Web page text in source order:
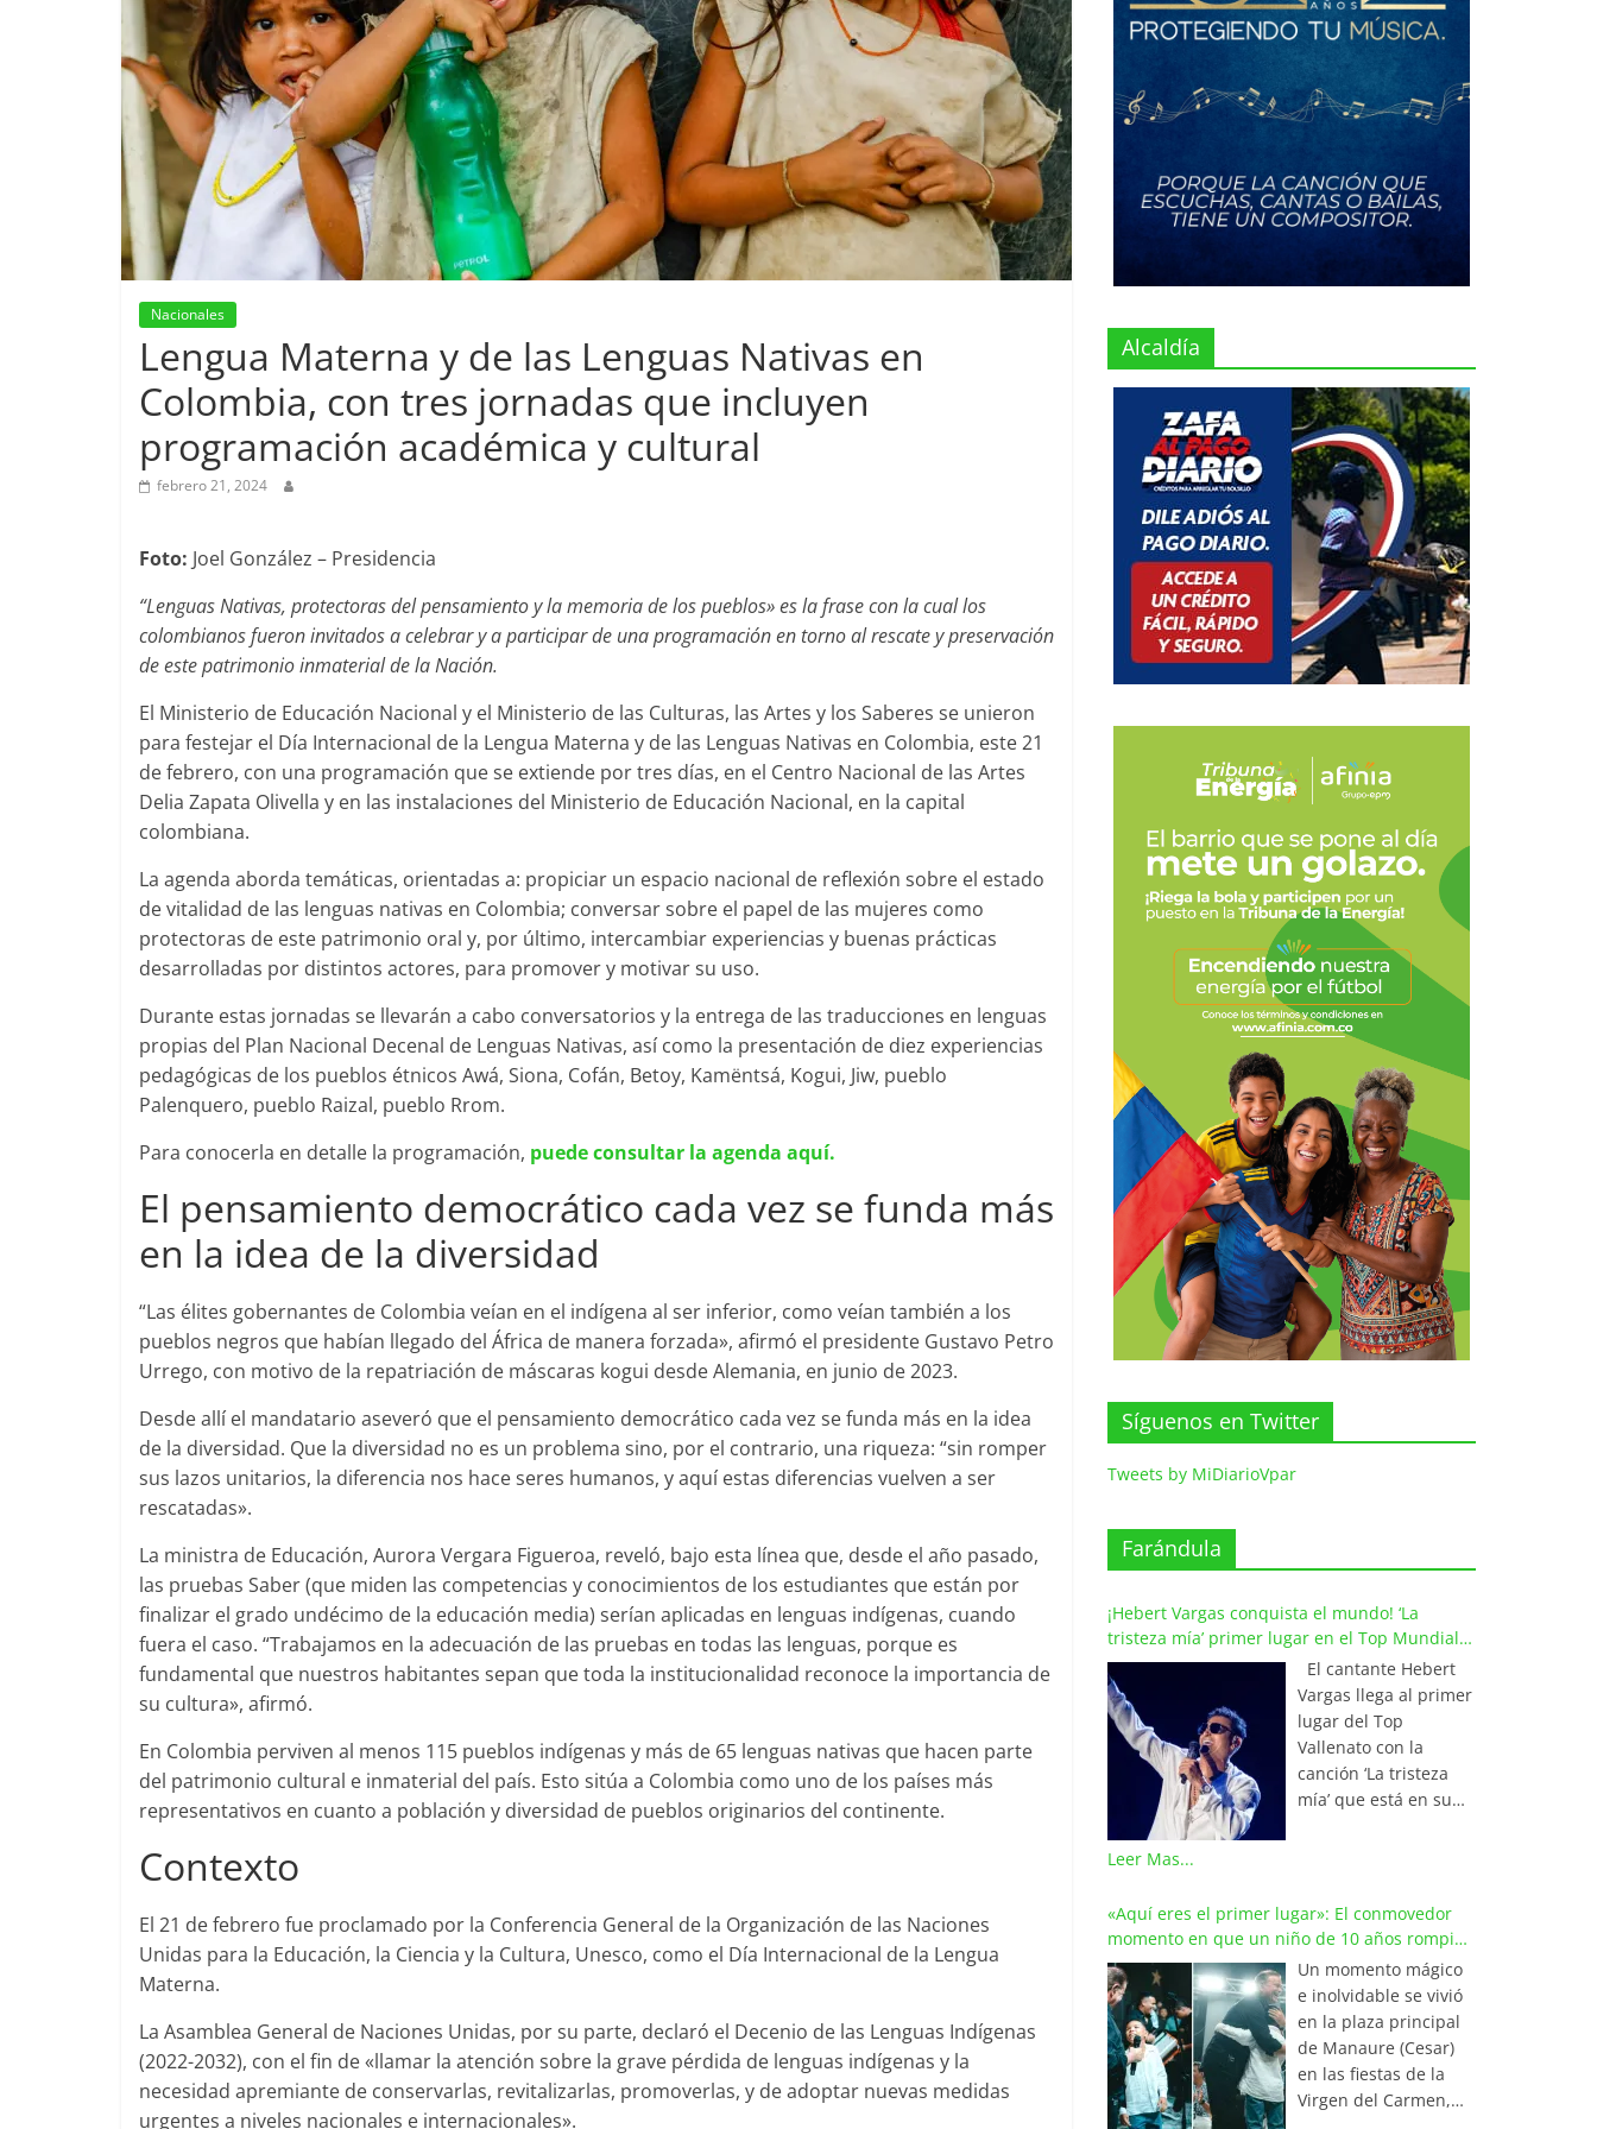
Nacionales
Lengua Materna y de las Lenguas Nativas en
Colombia, con tres jornadas que incluyen
programación académica y cultural
febrero 21, 2024
Foto: Joel González – Presidencia
“Lenguas Nativas, protectoras del pensamiento y la memoria de los pueblos» es la frase con la cual los
colombianos fueron invitados a celebrar y a participar de una programación en torno al rescate y preservación
de este patrimonio inmaterial de la Nación.
El Ministerio de Educación Nacional y el Ministerio de las Culturas, las Artes y los Saberes se unieron
para festejar el Día Internacional de la Lengua Materna y de las Lenguas Nativas en Colombia, este 21
de febrero, con una programación que se extiende por tres días, en el Centro Nacional de las Artes
Delia Zapata Olivella y en las instalaciones del Ministerio de Educación Nacional, en la capital
colombiana.
La agenda aborda temáticas, orientadas a: propiciar un espacio nacional de reflexión sobre el estado
de vitalidad de las lenguas nativas en Colombia; conversar sobre el papel de las mujeres como
protectoras de este patrimonio oral y, por último, intercambiar experiencias y buenas prácticas
desarrolladas por distintos actores, para promover y motivar su uso.
Durante estas jornadas se llevarán a cabo conversatorios y la entrega de las traducciones en lenguas
propias del Plan Nacional Decenal de Lenguas Nativas, así como la presentación de diez experiencias
pedagógicas de los pueblos étnicos Awá, Siona, Cofán, Betoy, Kamëntsá, Kogui, Jiw, pueblo
Palenquero, pueblo Raizal, pueblo Rrom.
Para conocerla en detalle la programación, puede consultar la agenda aquí.
​El pensa​miento democrático cada vez se funda más
en la idea de la diversidad
“Las élites gobernantes de Colombia veían en el indígena al ser inferior, como veían también a los
pueblos negros que habían llegado del África de manera forzada», afirmó el presidente Gustavo Petro
Urrego, con motivo de la repatriación de máscaras kogui desde Alemania, en junio de 2023.
Desde allí el mandatario aseveró que el pensamiento democrático cada vez se funda más en la idea
de la diversidad. Que la diversidad no es un problema sino, por el contrario, una riqueza: “sin romper
sus lazos unitarios, la diferencia nos hace seres humanos, y aquí estas diferencias vuelven a ser
rescatadas».
La ministra de Educación, Aurora Vergara Figueroa, reveló, bajo esta línea que, desde el año pasado,
las pruebas Saber (que miden las competencias y conocimientos de los estudiantes que están por
finalizar el grado undécimo de la educación media) serían aplicadas en lenguas indígenas, cuando
fuera el caso. “Trabajamos en la adecuación de las pruebas en todas las lenguas, porque es
fundamental que nuestros habitantes sepan que toda la institucionalidad reconoce la importancia de
su cultura», afirmó.
En Colombia perviven al menos 115 pueblos indígenas y más de 65 lenguas nativas que hacen parte
del patrimonio cultural e inmaterial del país. Esto sitúa a Colombia como uno de los países más
representativos en cuanto a población y diversidad de pueblos originarios del continente.
​Con​texto
El 21 de febrero fue proclamado por la Conferencia General de la Organización de las Naciones
Unidas para la Educación, la Ciencia y la Cultura, Unesco, como el Día Internacional de la Lengua
Materna.
La Asamblea General de Naciones Unidas, por su parte, declaró el Decenio de las Lenguas Indígenas
(2022-2032), con el fin de «llamar la atención sobre la grave pérdida de lenguas indígenas y la
necesidad apremiante de conservarlas, revitalizarlas, promoverlas, y de adoptar nuevas medidas
urgentes a niveles nacionales e internacionales».
Alcaldía
Síguenos en Twitter
Tweets by MiDiarioVpar
Farándula
¡Hebert Vargas conquista el mundo! ‘La
tristeza mía’ primer lugar en el Top Mundial
del Vallenato
El cantante Hebert
Vargas llega al primer
lugar del Top
Vallenato con la
canción ‘La tristeza
mía’ que está en su
de los listados
musicales en
Colombia y países de
América y Europa.
Esta emotiva
composición del
maestro Wilfran
Castillo se posicionó
en el primer lugar de
Leer Mas...
«Aquí eres el primer lugar»: El conmovedor
momento en que un niño de 10 años rompió
en llanto al cantar con Iván Villazón
Un momento mágico
e inolvidable se vivió
en la plaza principal
de Manaure (Cesar)
en las fiestas de la
Virgen del Carmen,